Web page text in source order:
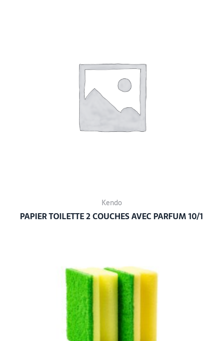
Kendo
PAPIER TOILETTE 2 COUCHES AVEC PARFUM 10/1